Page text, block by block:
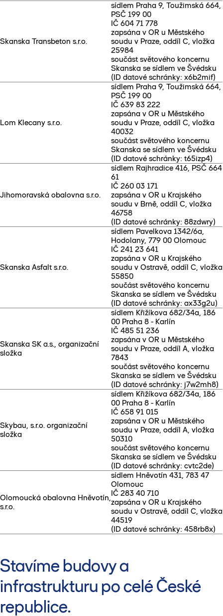
Skanska Transbeton s.r.o.
sídlem Praha 9, Toužimská 664,
PSČ 199 00
IČ 604 71 778
zapsána v OR u Městského
soudu v Praze, oddíl C, vložka
25984
součást světového koncernu
Skanska se sídlem ve Švédsku
(ID datové schránky: x6b2mif)
Lom Klecany s.r.o.
sídlem Praha 9, Toužimská 664,
PSČ 199 00
IČ 639 83 222
zapsána v OR u Městského
soudu v Praze, oddíl C, vložka
40032
součást světového koncernu
Skanska se sídlem ve Švédsku
(ID datové schránky: t65izp4)
Jihomoravská obalovna s.r.o.
sídlem Rajhradice 416, PSČ 664
61
IČ 260 03 171
zapsána v OR u Krajského
soudu v Brně, oddíl C, vložka
46758
(ID datové schránky: 88zdwry)
Skanska Asfalt s.r.o.
sídlem Pavelkova 1342/6a,
Hodolany, 779 00 Olomouc
IČ 241 23 641
zapsána v OR u Krajského
soudu v Ostravě, oddíl C, vložka
55850
součást světového koncernu
Skanska se sídlem ve Švédsku
(ID datové schránky: ax33g2u)
Skanska SK a.s., organizační
složka
sídlem Křižíkova 682/34a, 186
00 Praha 8 - Karlín
IČ 485 51 236
zapsána v OR u Městského
soudu v Praze, oddíl A, vložka
7843
součást světového koncernu
Skanska se sídlem ve Švédsku
(ID datové schránky: j7w2mh8)
Skybau, s.r.o. organizační
složka
sídlem Křižíkova 682/34a, 186
00 Praha 8 - Karlín
IČ 658 91 015
zapsána v OR u Městského
soudu v Praze, oddíl A, vložka
50310
součást světového koncernu
Skanska se sídlem ve Švédsku
(ID datové schránky: cvtc2de)
Olomoucká obalovna Hněvotín,
s.r.o.
sídlem Hněvotín 431, 783 47
Olomouc
IČ 283 40 710
zapsána v OR u Krajského
soudu v Ostravě, oddíl C, vložka
44519
(ID datové schránky: 458rb8x)
Stavíme budovy a
infrastrukturu po celé České
republice.